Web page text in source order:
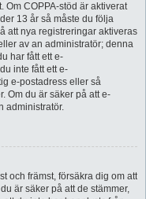
Om COPPA-stöd är aktiverat
13 år så måste du följa
att nya registreringar aktiveras
av an administratör; denna
har fått ett e-
inte fått ett e-
e-postadress eller så
Om du är säker på att e-
administratör.
och främst, försäkra dig om att
är säker på att de stämmer,